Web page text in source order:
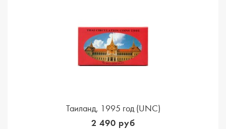
Таиланд, 1995 год (UNC)
2 490 руб